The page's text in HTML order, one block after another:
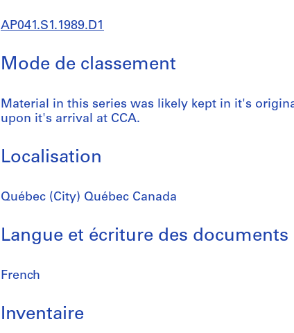
AP041.S1.1989.D1
Mode de classement
Material in this series was likely kept in it's
upon it's arrival at CCA.
Localisation
Québec (City) Québec Canada
Langue et écriture des documents
French
Inventaire